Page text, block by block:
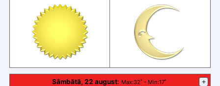
Sâmbătă, 22 august: Max:32˚ - Min:17˚ +